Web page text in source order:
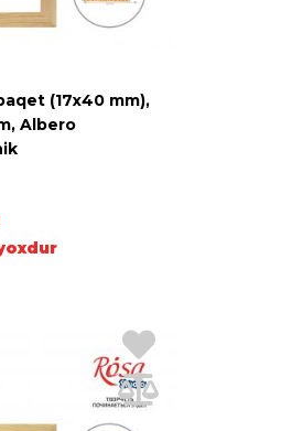
(17х40 mm),
Albero